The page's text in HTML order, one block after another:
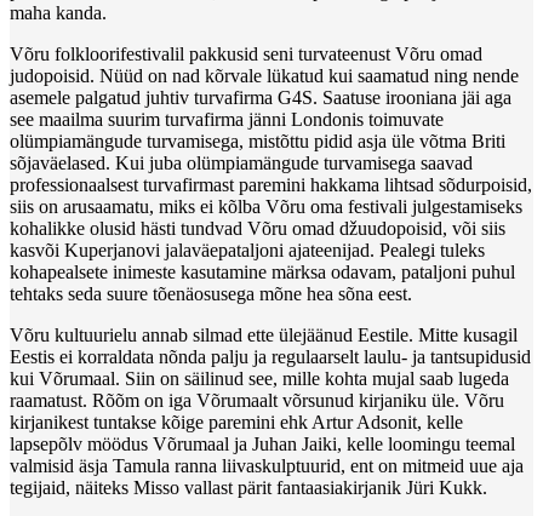
maha kanda.
Võru folkloorifestivalil pakkusid seni turvateenust Võru omad
judopoisid. Nüüd on nad kõrvale lükatud kui saamatud ning nende
asemele palgatud juhtiv turvafirma G4S. Saatuse irooniana jäi aga
see maailma suurim turvafirma jänni Londonis toimuvate
olümpiamängude turvamisega, mistõttu pidid asja üle võtma Briti
sõjaväelased. Kui juba olümpiamängude turvamisega saavad
professionaalsest turvafirmast paremini hakkama lihtsad sõdurpoisid,
siis on arusaamatu, miks ei kõlba Võru oma festivali julgestamiseks
kohalikke olusid hästi tundvad Võru omad džuudopoisid, või siis
kasvõi Kuperjanovi jalaväepataljoni ajateenijad. Pealegi tuleks
kohapealsete inimeste kasutamine märksa odavam, pataljoni puhul
tehtaks seda suure tõenäosusega mõne hea sõna eest.
Võru kultuurielu annab silmad ette ülejäänud Eestile. Mitte kusagil
Eestis ei korraldata nõnda palju ja regulaarselt laulu- ja tantsupidusid
kui Võrumaal. Siin on säilinud see, mille kohta mujal saab lugeda
raamatust. Rõõm on iga Võrumaalt võrsunud kirjaniku üle. Võru
kirjanikest tuntakse kõige paremini ehk Artur Adsonit, kelle
lapsepõlv möödus Võrumaal ja Juhan Jaiki, kelle loomingu teemal
valmisid äsja Tamula ranna liivaskulptuurid, ent on mitmeid uue aja
tegijaid, näiteks Misso vallast pärit fantaasiakirjanik Jüri Kukk.